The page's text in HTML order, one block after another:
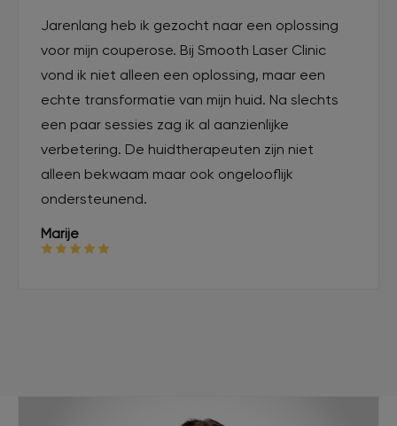
Jarenlang heb ik gezocht naar een oplossing
voor mijn couperose. Bij Smooth Laser Clinic
vond ik niet alleen een oplossing, maar een
echte transformatie van mijn huid. Na slechts
een paar sessies zag ik al aanzienlijke
verbetering. De huidtherapeuten zijn niet
alleen bekwaam maar ook ongelooflijk
ondersteunend.
Marije